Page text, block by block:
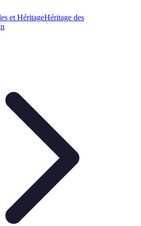
et HéritageHéritage des